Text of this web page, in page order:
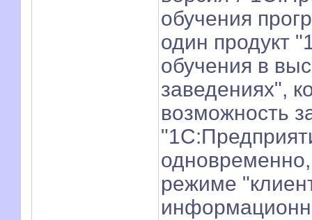
обучения
один продукт
обучения в
заведениях",
возможность
режиме